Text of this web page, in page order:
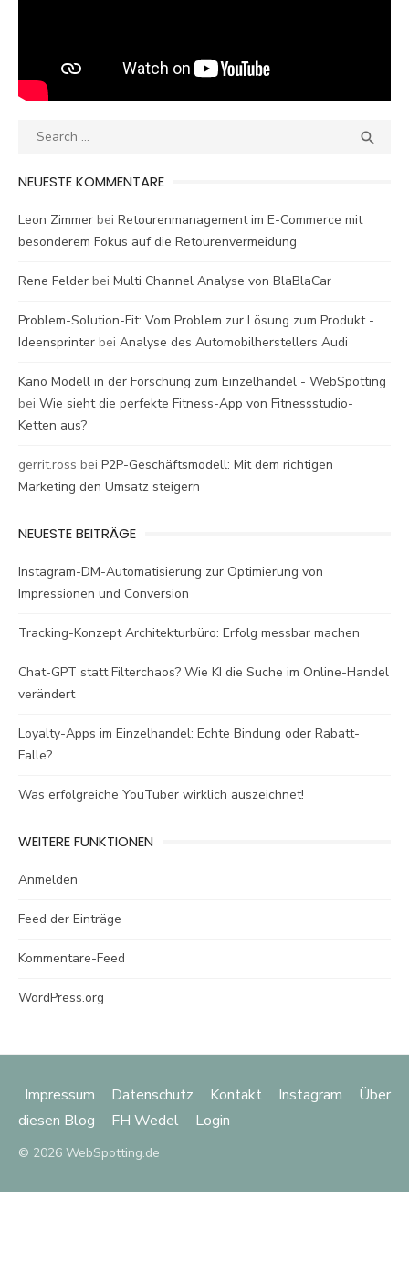
Search

NEUESTE KOMMENTARE
Leon Zimmer bei Retourenmanagement im E-Commerce mit
besonderem Fokus auf die Retourenvermeidung
Rene Felder bei Multi Channel Analyse von BlaBlaCar
Problem-Solution-Fit: Vom Problem zur Lösung zum Produkt -
Ideensprinter bei Analyse des Automobilherstellers Audi
Kano Modell in der Forschung zum Einzelhandel - WebSpotting
bei Wie sieht die perfekte Fitness-App von Fitnessstudio-
Ketten aus?
gerrit.ross bei P2P-Geschäftsmodell: Mit dem richtigen
Marketing den Umsatz steigern
NEUESTE BEITRÄGE
Instagram-DM-Automatisierung zur Optimierung von
Impressionen und Conversion
Tracking-Konzept Architekturbüro: Erfolg messbar machen
Chat-GPT statt Filterchaos? Wie KI die Suche im Online-Handel
verändert
Loyalty-Apps im Einzelhandel: Echte Bindung oder Rabatt-
Falle?
Was erfolgreiche YouTuber wirklich auszeichnet!
WEITERE FUNKTIONEN
Anmelden
Feed der Einträge
Kommentare-Feed
WordPress.org
Impressum Datenschutz Kontakt Instagram
Über
diesen Blog
FH Wedel Login
© 2026 WebSpotting.de